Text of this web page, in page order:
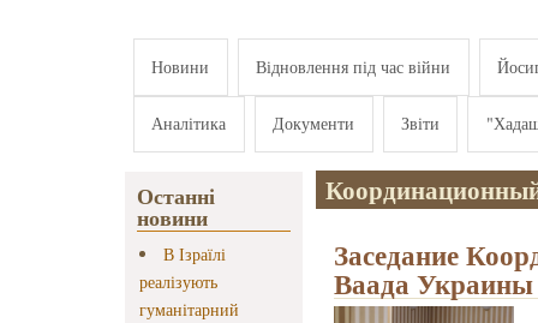
Новини Відновлення під час війни
Аналітика Документи Звіти
Останні
новини
В Ізраїлі
реалізують
гуманітарний
Заседание
Ваада Украины